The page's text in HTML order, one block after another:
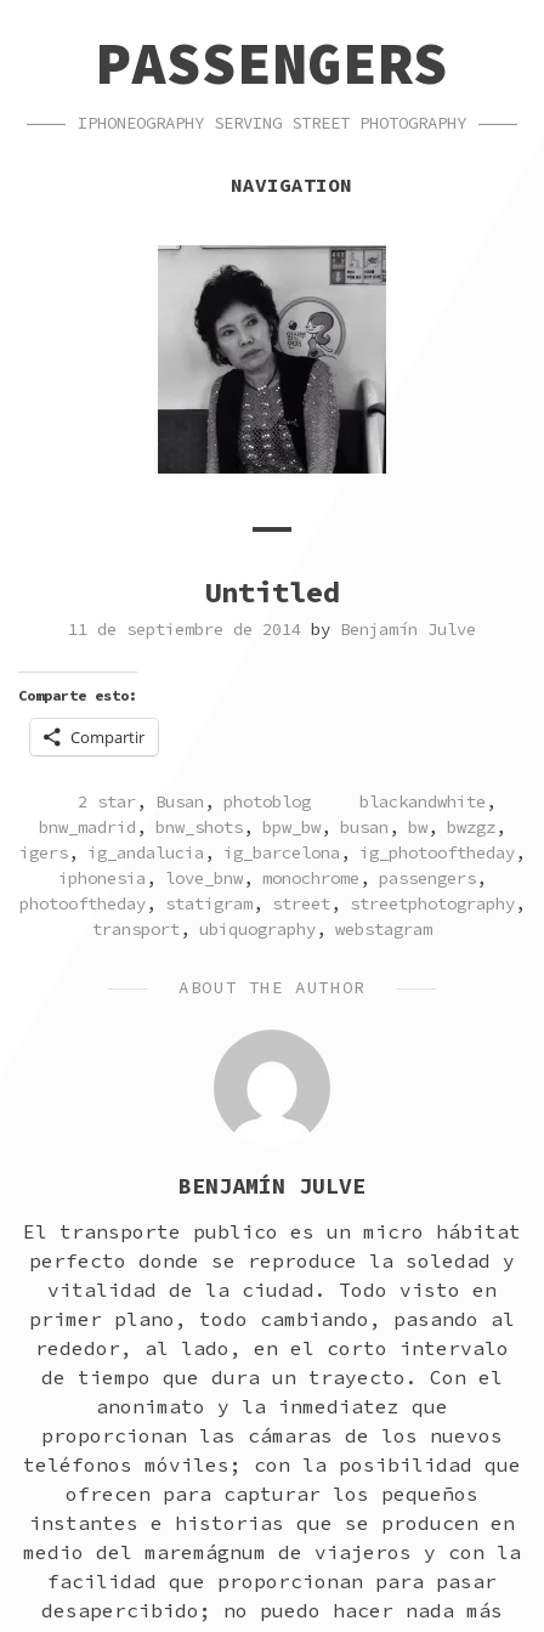
NAVIGATIONPASSENGERS
IPHONEOGRAPHY SERVING STREET PHOTOGRAPHY
NAVIGATION
Untitled
11 de septiembre de 2014 by Benjamín Julve
Comparte esto:
Compartir
POSTED
IN
2 star, Busan , photoblog TAGGED
blackandwhite ,
bnw_madrid , bnw_shots, bpw_bw, busan , bw, bwzgz,
igers, ig_andalucia , ig_barcelona , ig_photooftheday,
iphonesia , love_bnw, monochrome , passengers,
photooftheday, statigram, street, streetphotography,
transport, ubiquography, webstagram
ABOUT THE AUTHOR
BENJAMÍN JULVE
El transporte publico es un micro hábitat
perfecto donde se reproduce la soledad y
vitalidad de la ciudad. Todo visto en
primer plano, todo cambiando, pasando al
rededor, al lado, en el corto intervalo
de tiempo que dura un trayecto. Con el
anonimato y la inmediatez que
proporcionan las cámaras de los nuevos
teléfonos móviles; con la posibilidad que
ofrecen para capturar los pequeños
instantes e historias que se producen en
medio del maremágnum de viajeros y con la
facilidad que proporcionan para pasar
desapercibido; no puedo hacer nada más